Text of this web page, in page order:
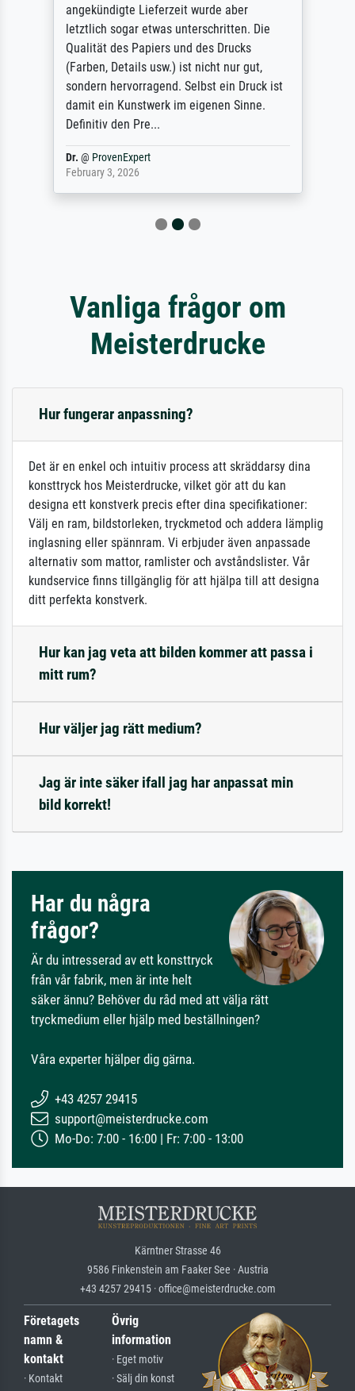
angekündigte Lieferzeit wurde aber
letztlich sogar etwas unterschritten. Die
Qualität des Papiers und des Drucks
(Farben, Details usw.) ist nicht nur gut,
sondern hervorragend. Selbst ein Druck ist
damit ein Kunstwerk im eigenen Sinne.
Definitiv den Pre...
Dr. @ ProvenExpert
February 3, 2026
Vanliga frågor om
Meisterdrucke
Hur fungerar anpassning?
Det är en enkel och intuitiv process att skräddarsy dina
konsttryck hos Meisterdrucke, vilket gör att du kan
designa ett konstverk precis efter dina specifikationer:
Välj en ram, bildstorleken, tryckmetod och addera lämplig
inglasning eller spännram. Vi erbjuder även anpassade
alternativ som mattor, ramlister och avståndslister. Vår
kundservice finns tillgänglig för att hjälpa till att designa
ditt perfekta konstverk.
Hur kan jag veta att bilden kommer att passa i
mitt rum?
Hur väljer jag rätt medium?
Jag är inte säker ifall jag har anpassat min
bild korrekt!
Har du några
frågor?
Är du intresserad av ett konsttryck
från vår fabrik, men är inte helt
säker ännu? Behöver du råd med att välja rätt
tryckmedium eller hjälp med beställningen?
Våra experter hjälper dig gärna.
+43 4257 29415
support@meisterdrucke.com
Mo-Do: 7:00 - 16:00 | Fr: 7:00 - 13:00
Kärntner Strasse 46
9586 Finkenstein am Faaker See · Austria
+43 4257 29415 · office@meisterdrucke.com
Företagets
namn &
kontakt
· Kontakt
Övrig
information
· Eget motiv
· Sälj din konst